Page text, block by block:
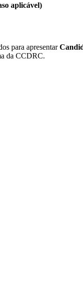
aplicável)
para apresentar
da CCDRC.